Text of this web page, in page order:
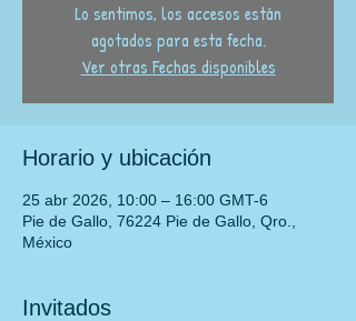
Lo sentimos, los accesos están
agotados para esta fecha.
Ver otras Fechas disponibles
Horario y ubicación
25 abr 2026, 10:00 – 16:00 GMT-6
Pie de Gallo, 76224 Pie de Gallo, Qro.,
México
Invitados